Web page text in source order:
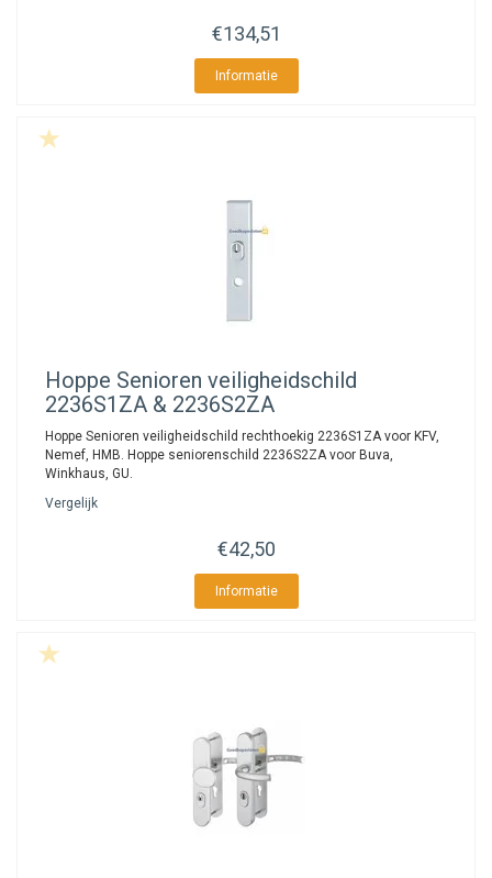
€134,51
Informatie
Hoppe Senioren veiligheidschild
2236S1ZA & 2236S2ZA
Hoppe Senioren veiligheidschild rechthoekig 2236S1ZA voor KFV,
Nemef, HMB. Hoppe seniorenschild 2236S2ZA voor Buva,
Winkhaus, GU.
Vergelijk
€42,50
Informatie